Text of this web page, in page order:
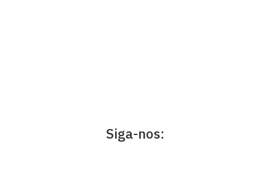
Siga-nos: